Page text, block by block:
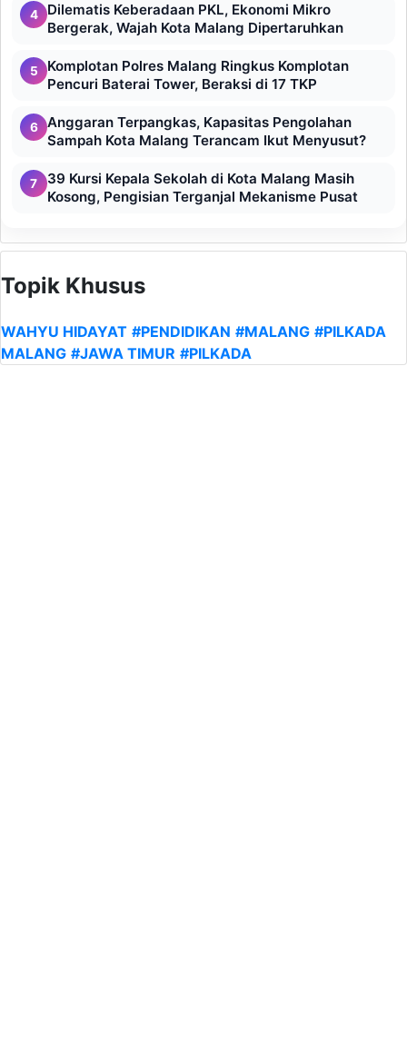
4
Dilematis Keberadaan PKL, Ekonomi Mikro
Bergerak, Wajah Kota Malang Dipertaruhkan
5
Komplotan Polres Malang Ringkus Komplotan
Pencuri Baterai Tower, Beraksi di 17 TKP
6
Anggaran Terpangkas, Kapasitas Pengolahan
Sampah Kota Malang Terancam Ikut Menyusut?
7
39 Kursi Kepala Sekolah di Kota Malang Masih
Kosong, Pengisian Terganjal Mekanisme Pusat
Topik Khusus
WAHYU HIDAYAT #PENDIDIKAN #MALANG #PILKADA
MALANG #JAWA TIMUR #PILKADA